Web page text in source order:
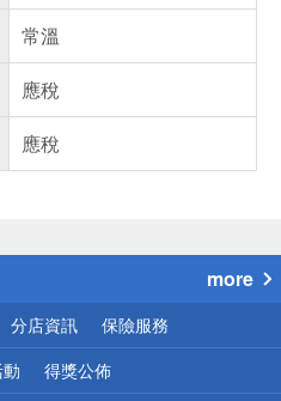
常溫
應稅
應稅
心！
more
分店資訊 保險服務
得獎公佈